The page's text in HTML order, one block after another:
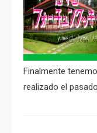
Finalmente
realizado el